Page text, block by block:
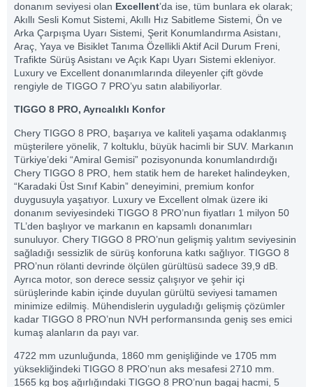
donanım seviyesi olan Excellent’da ise, tüm bunlara ek olarak;
Akıllı Sesli Komut Sistemi, Akıllı Hız Sabitleme Sistemi, Ön ve
Arka Çarpışma Uyarı Sistemi, Şerit Konumlandırma Asistanı,
Araç, Yaya ve Bisiklet Tanıma Özellikli Aktif Acil Durum Freni,
Trafikte Sürüş Asistanı ve Açık Kapı Uyarı Sistemi ekleniyor.
Luxury ve Excellent donanımlarında dileyenler çift gövde
rengiyle de TIGGO 7 PRO’yu satın alabiliyorlar.
TIGGO 8 PRO, Ayrıcalıklı Konfor
Chery TIGGO 8 PRO, başarıya ve kaliteli yaşama odaklanmış
müşterilere yönelik, 7 koltuklu, büyük hacimli bir SUV. Markanın
Türkiye’deki “Amiral Gemisi” pozisyonunda konumlandırdığı
Chery TIGGO 8 PRO, hem statik hem de hareket halindeyken,
“Karadaki Üst Sınıf Kabin” deneyimini, premium konfor
duygusuyla yaşatıyor. Luxury ve Excellent olmak üzere iki
donanım seviyesindeki TIGGO 8 PRO’nun fiyatları 1 milyon 50
TL’den başlıyor ve markanın en kapsamlı donanımları
sunuluyor. Chery TIGGO 8 PRO’nun gelişmiş yalıtım seviyesinin
sağladığı sessizlik de sürüş konforuna katkı sağlıyor. TIGGO 8
PRO’nun rölanti devrinde ölçülen gürültüsü sadece 39,9 dB.
Ayrıca motor, son derece sessiz çalışıyor ve şehir içi
sürüşlerinde kabin içinde duyulan gürültü seviyesi tamamen
minimize edilmiş. Mühendislerin uyguladığı gelişmiş çözümler
kadar TIGGO 8 PRO’nun NVH performansında geniş ses emici
kumaş alanların da payı var.
4722 mm uzunluğunda, 1860 mm genişliğinde ve 1705 mm
yüksekliğindeki TIGGO 8 PRO’nun aks mesafesi 2710 mm.
1565 kg boş ağırlığındaki TIGGO 8 PRO’nun bagaj hacmi, 5